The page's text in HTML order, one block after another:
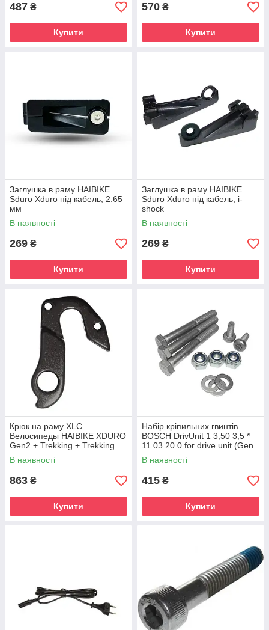
487 ₴
Купити
570 ₴
Купити
Заглушка в раму HAIBIKE
Sduro Xduro під кабель, 2.65
мм
В наявності
269 ₴
Купити
Заглушка в раму HAIBIKE
Sduro Xduro під кабель, i-
shock
В наявності
269 ₴
Купити
Крюк на раму XLC.
Велосипеды HAIBIKE XDURO
Gen2 + Trekking + Trekking
RS
В наявності
863 ₴
Купити
Набір кріпильних гвинтів
BOSCH DrivUnit 1 3,50 3,5 *
11.03.20 0 for drive unit (Gen
2)
В наявності
415 ₴
Купити